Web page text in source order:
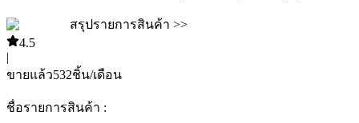
สรุปรายการสินค้า >>
4.5
|
ขายแล้ว532ชิ้น/เดือน
ชื่อรายการสินค้า :